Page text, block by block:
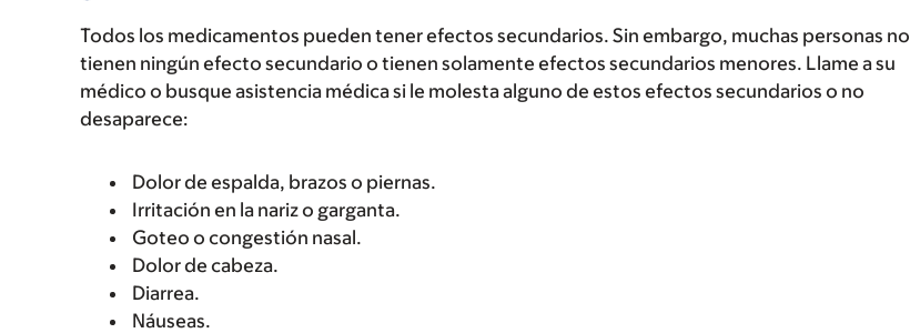
Todos los medicamentos pueden tener efectos secundarios. Sin embargo, muchas personas no
tienen ningún efecto secundario o tienen solamente efectos secundarios menores. Llame a su
médico o busque asistencia médica si le molesta alguno de estos efectos secundarios o no
desaparece:
Dolor de espalda, brazos o piernas.
Irritación en la nariz o garganta.
Goteo o congestión nasal.
Dolor de cabeza.
Diarrea.
Náuseas.